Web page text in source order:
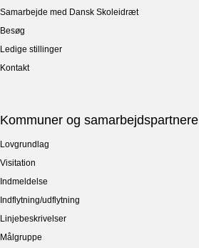
Samarbejde med Dansk Skoleidræt
Besøg
Ledige stillinger
Kontakt
Kommuner og samarbejdspartnere
Lovgrundlag
Visitation
Indmeldelse
Indflytning/udflytning
Linjebeskrivelser
Målgruppe